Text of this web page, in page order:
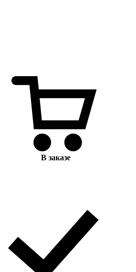
В заказе